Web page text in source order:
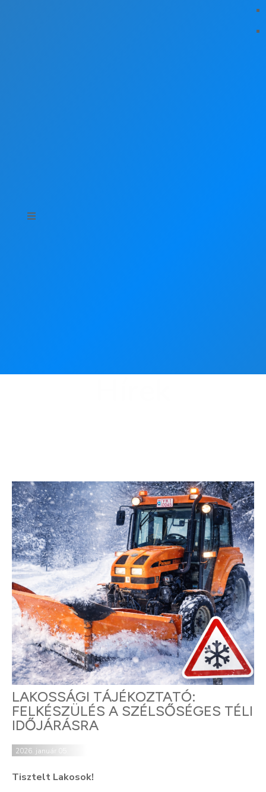
LAKOSSÁGI TÁJÉKOZTATÓ:
FELKÉSZÜLÉS A SZÉLSŐSÉGES TÉLI
IDŐJÁRÁSRA
2026. január 05.
Tisztelt Lakosok!